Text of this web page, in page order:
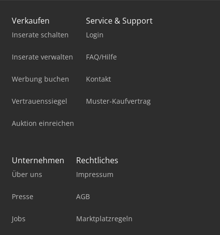
Verkaufen
Inserate schalten
Inserate verwalten
Werbung buchen
Vertrauenssiegel
Auktion einreichen
Service & Support
Login
FAQ/Hilfe
Kontakt
Muster-Kaufvertrag
Unternehmen
Über uns
Presse
Jobs
Rechtliches
Impressum
AGB
Marktplatzregeln